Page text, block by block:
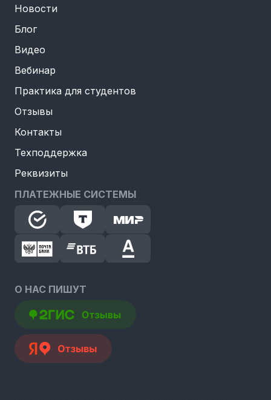
Новости
Блог
Видео
Вебинар
Практика для студентов
Отзывы
Контакты
Техподдержка
Реквизиты
ПЛАТЕЖНЫЕ СИСТЕМЫ
О НАС ПИШУТ